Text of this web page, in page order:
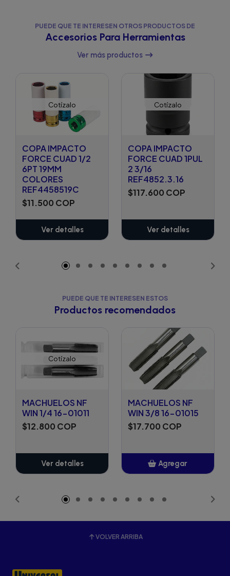
PUEDE QUE TE INTERESEN OTROS PRODUCTOS DE
Accesorios Para Herramientas
Ver más productos
Cotízalo
COPA IMPACTO
FORCE CUAD 1/2
6PT 19MM
COLORES
REF4458519C
$11.500 COP
Ver detalles
Cotízalo
COPA IMPACTO
FORCE CUAD 1PUL
2 3/16
REF4852.3.16
$117.600 COP
Ver detalles
PUEDE QUE TE INTERESEN ESTOS
Productos recomendados
Cotízalo
MACHUELOS NF
WIN 1/4 16-01011
$12.800 COP
Ver detalles
MACHUELOS NF
WIN 3/8 16-01015
$17.700 COP
Agregar
VOLVER ARRIBA